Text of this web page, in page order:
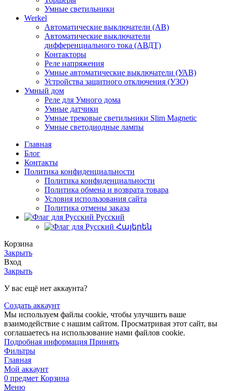
Умные светильники
Werkel
Автоматические выключатели (АВ)
Автоматические выключатели
дифференциального тока (АВДТ)
Контакторы
Реле напряжения
Умные автоматические выключатели (УАВ)
Устройства защитного отключения (УЗО)
Умный дом
Реле для Умного дома
Умные датчики
Умные трековые светильники Slim Magnetic
Умные светодиодные лампы
Главная
Блог
Контакты
Политика конфиденциальности
Политика конфиденциальности
Политика обмена и возврата товара
Условия использования сайта
Политика отмены заказа
Русский
Հայերեն
Корзина
Закрыть
Вход
Закрыть
У вас ещё нет аккаунта?
Создать аккаунт
Мы используем файлы cookie, чтобы улучшить ваше
взаимодействие с нашим сайтом. Просматривая этот сайт, вы
соглашаетесь на использование нами файлов cookie.
Подробная информация Подробная
Принять
Фильтры
Главная
Мой аккаунт
0 предмет Корзина
Меню